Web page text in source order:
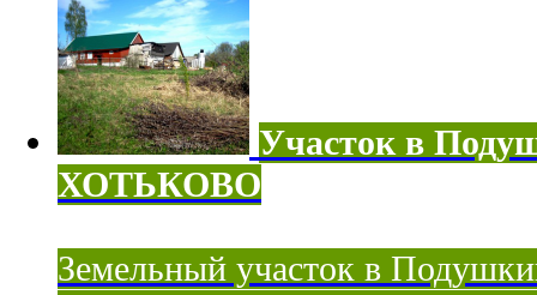
Участок в
ХОТЬКОВО
Земельный участок в